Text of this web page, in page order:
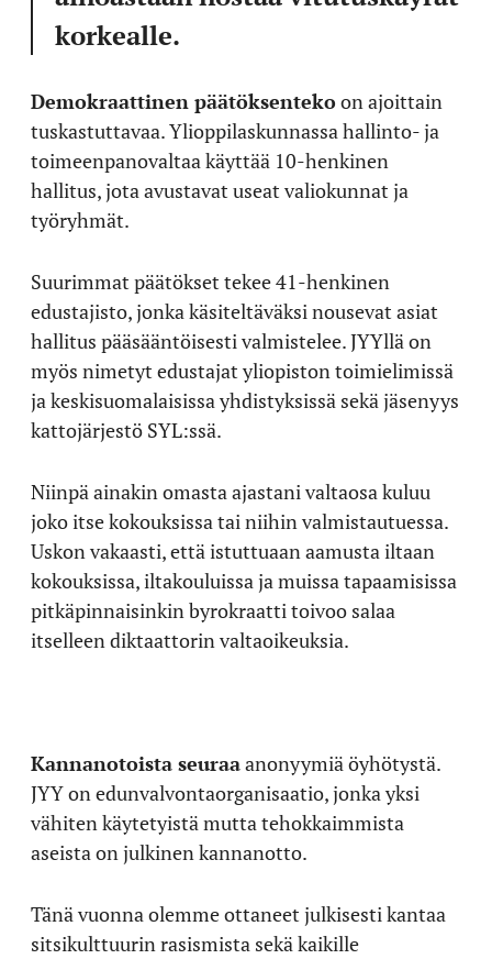
korkealle.
Demokraattinen päätöksentekoon ajoittain
tuskastuttavaa. Ylioppilaskunnassa hallinto- ja
toimeenpanovaltaa käyttää 10-henkinen
hallitus, jota avustavat useat valiokunnat ja
työryhmät.
Suurimmat päätökset tekee 41-henkinen
edustajisto, jonka käsiteltäväksi nousevat asiat
hallitus pääsääntöisesti valmistelee. JYYllä on
myös nimetyt edustajat yliopiston toimielimissä
ja keskisuomalaisissa yhdistyksissä sekä jäsenyys
kattojärjestö SYL:ssä.
Niinpä ainakin omasta ajastani valtaosa kuluu
joko itse kokouksissa tai niihin valmistautuessa.
Uskon vakaasti, että istuttuaan aamusta iltaan
kokouksissa, iltakouluissa ja muissa tapaamisissa
pitkäpinnaisinkin byrokraatti toivoo salaa
itselleen diktaattorin valtaoikeuksia.
Kannanotoista seuraaanonyymiä öyhötystä.
JYY on edunvalvontaorganisaatio, jonka yksi
vähiten käytetyistä mutta tehokkaimmista
aseista on julkinen kannanotto.
Tänä vuonna olemme ottaneet julkisesti kantaa
sitsikulttuurin rasismista sekä kaikille